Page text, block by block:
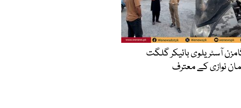
آسٹریلوی بائیکر گلگت
نوازی کے معترف